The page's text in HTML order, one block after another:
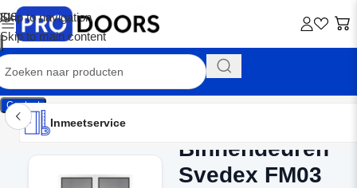
Skip to navigation
Skip to main content
Contact
Inmeetservice
Montageservice
Advies op maat
Showroom
Inmeetservice
Binnendeuren
Svedex FM03